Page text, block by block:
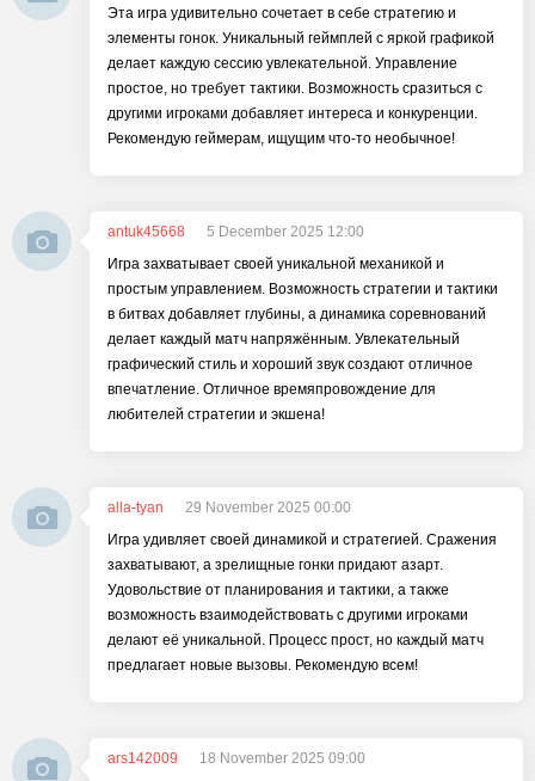
Эта игра удивительно сочетает в себе стратегию и
элементы гонок. Уникальный геймплей с яркой графикой
делает каждую сессию увлекательной. Управление
простое, но требует тактики. Возможность сразиться с
другими игроками добавляет интереса и конкуренции.
Рекомендую геймерам, ищущим что-то необычное!
antuk45668
5 December 2025 12:00
Игра захватывает своей уникальной механикой и
простым управлением. Возможность стратегии и тактики
в битвах добавляет глубины, а динамика соревнований
делает каждый матч напряжённым. Увлекательный
графический стиль и хороший звук создают отличное
впечатление. Отличное времяпровождение для
любителей стратегии и экшена!
alla-tyan
29 November 2025 00:00
Игра удивляет своей динамикой и стратегией. Сражения
захватывают, а зрелищные гонки придают азарт.
Удовольствие от планирования и тактики, а также
возможность взаимодействовать с другими игроками
делают её уникальной. Процесс прост, но каждый матч
предлагает новые вызовы. Рекомендую всем!
ars142009
18 November 2025 09:00